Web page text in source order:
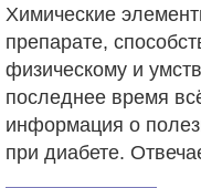
Химические
препарате,
физическому и
последнее время
информация о
при диабете.